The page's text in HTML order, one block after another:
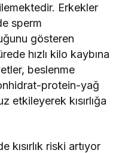
Erkekler
sperm
gösteren
hızlı kilo kaybına
beslenme
protein-yağ
etkileyerek kısırlığa
riski artıyor